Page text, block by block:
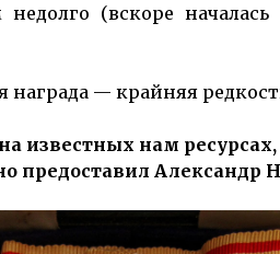
(вскоре началась
награда — крайняя
известных нам ресурсах,
предоставил Александр